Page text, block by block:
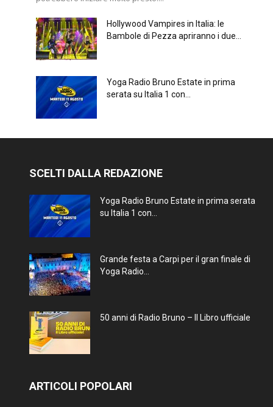
Hollywood Vampires in Italia: le
Bambole di Pezza apriranno i due...
Yoga Radio Bruno Estate in prima
serata su Italia 1 con...
SCELTI DALLA REDAZIONE
Yoga Radio Bruno Estate in prima serata
su Italia 1 con...
Grande festa a Carpi per il gran finale di
Yoga Radio...
50 anni di Radio Bruno – Il Libro ufficiale
ARTICOLI POPOLARI